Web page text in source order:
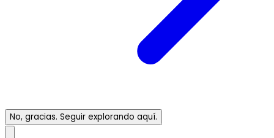
No, gracias. Seguir explorando aquí.